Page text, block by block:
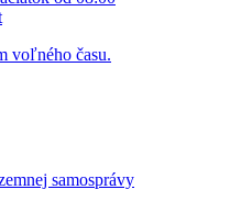
voľného času.
samosprávy